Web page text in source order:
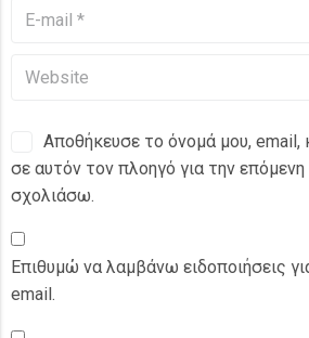
Αποθήκευσε το όνομά μου, email,
σε αυτόν τον πλοηγό για την
σχολιάσω.
Επιθυμώ να λαμβάνω ειδοποιήσεις
email.